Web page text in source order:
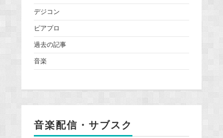
デジコン
ピアプロ
過去の記事
音楽
音楽配信・サブスク